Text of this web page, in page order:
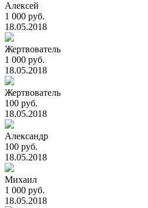
Алексей
1 000 руб.
18.05.2018
Жертвователь
1 000 руб.
18.05.2018
Жертвователь
100 руб.
18.05.2018
Александр
100 руб.
18.05.2018
Михаил
1 000 руб.
18.05.2018